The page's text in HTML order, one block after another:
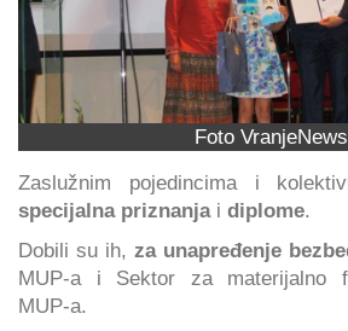
Foto VranjeNews
Zaslužnim pojedincima i
specijalna priznanjai diplome.
Dobili su ih, za unapređenje
MUP-a i Sektor za materijalno
MUP-a.